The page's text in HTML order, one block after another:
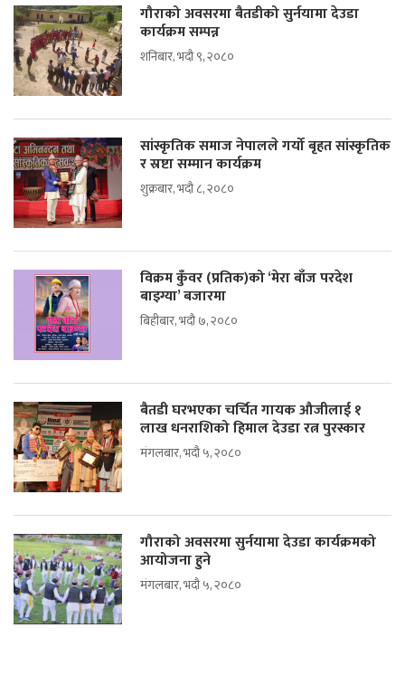
गौराको अवसरमा बैतडीको सुर्नयामा देउडा
कार्यक्रम सम्पन्न
शनिबार, भदौ ९, २०८०
सांस्कृतिक समाज नेपालले गर्यो बृहत सांस्कृतिक
र स्रष्टा सम्मान कार्यक्रम
शुक्रबार, भदौ ८, २०८०
विक्रम कुँवर (प्रतिक)को ‘मेरा बाँज परदेश
बाइग्या’ बजारमा
बिहीबार, भदौ ७, २०८०
बैतडी घरभएका चर्चित गायक औजीलाई १
लाख धनराशिको हिमाल देउडा रत्न पुरस्कार
मंगलबार, भदौ ५, २०८०
गौराको अवसरमा सुर्नयामा देउडा कार्यक्रमको
आयोजना हुने
मंगलबार, भदौ ५, २०८०